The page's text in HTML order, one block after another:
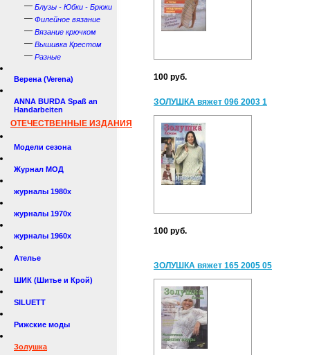
— Блузы - Юбки - Брюки
— Филейное вязание
— Вязание крючком
— Вышивка Крестом
— Разные
Верена (Verena)
ANNA BURDA Spaß an
Handarbeiten
ОТЕЧЕСТВЕННЫЕ ИЗДАНИЯ
Модели сезона
Журнал МОД
журналы 1980х
журналы 1970х
журналы 1960х
Ателье
ШИК (Шитье и Крой)
SILUETT
Рижские моды
Золушка
100 руб.
ЗОЛУШКА вяжет 096 2003 1
100 руб.
ЗОЛУШКА вяжет 165 2005 05